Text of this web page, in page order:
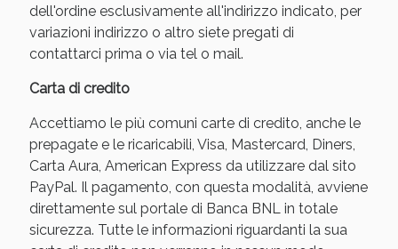
dell'ordine esclusivamente all'indirizzo indicato, per
variazioni indirizzo o altro siete pregati di
contattarci prima o via tel o mail.
Carta di credito
Accettiamo le più comuni carte di credito, anche le
prepagate e le ricaricabili, Visa, Mastercard, Diners,
Carta Aura, American Express da utilizzare dal sito
PayPal. Il pagamento, con questa modalità, avviene
direttamente sul portale di Banca BNL in totale
sicurezza. Tutte le informazioni riguardanti la sua